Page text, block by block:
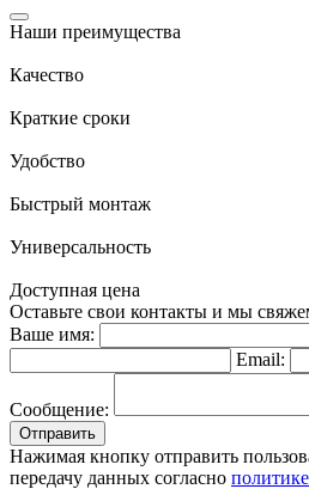
Наши преимущества
Качество
Краткие сроки
Удобство
Быстрый монтаж
Универсальность
Доступная цена
Оставьте свои контакты и мы
Ваше имя:
Email:
Сообщение:
Отправить
Нажимая кнопку отправить
передачу данных согласно